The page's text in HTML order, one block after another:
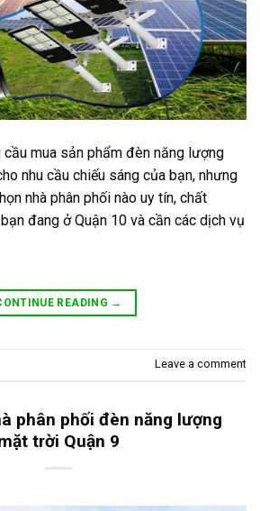
cầu mua sản phẩm đèn năng lượng
nhu cầu chiếu sáng của bạn, nhưng
nhà phân phối nào uy tín, chất
đang ở Quận 10 và cần các dịch vụ
READING →
Leave a comment
phân phối đèn năng lượng
trời Quận 9